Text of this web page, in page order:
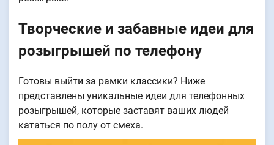
Творческие и забавные идеи для
розыгрышей по телефону
Готовы выйти за рамки классики? Ниже
представлены уникальные идеи для телефонных
розыгрышей, которые заставят ваших людей
кататься по полу от смеха.